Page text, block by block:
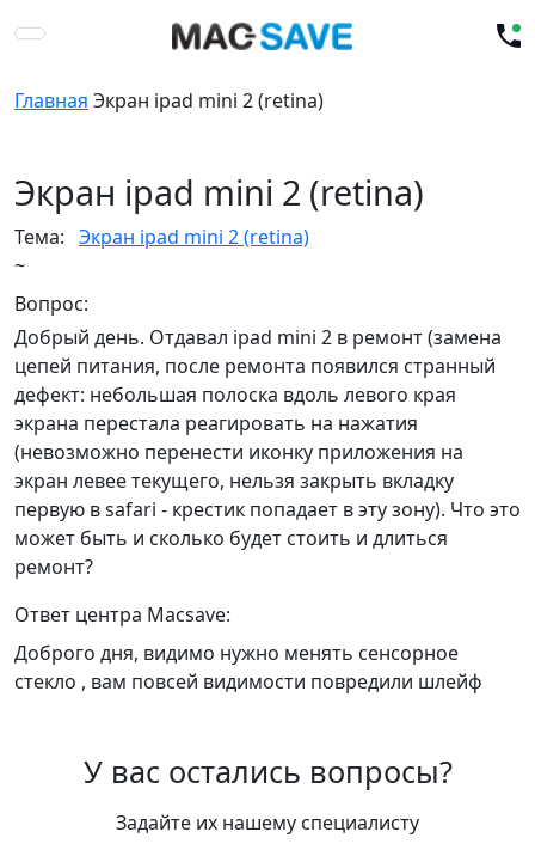
Главная Экран ipad mini 2 (retina)
Экран ipad mini 2 (retina)
Тема: Экран ipad mini 2 (retina)
~
Вопрос:
Добрый день. Отдавал ipad mini 2 в ремонт (замена
цепей питания, после ремонта появился странный
дефект: небольшая полоска вдоль левого края
экрана перестала реагировать на нажатия
(невозможно перенести иконку приложения на
экран левее текущего, нельзя закрыть вкладку
первую в safari - крестик попадает в эту зону). Что это
может быть и сколько будет стоить и длиться
ремонт?
Ответ центра Macsave:
Доброго дня, видимо нужно менять сенсорное
стекло , вам повсей видимости повредили шлейф
У вас остались вопросы?
Задайте их нашему специалисту